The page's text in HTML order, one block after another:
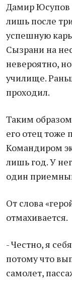
Дамир Юсупов
лишь после
успешную
Сызрани на
невероятно,
училище.
проходил.
Таким
его отец тоже
Командиром
лишь год. У
один
От слова
отмахивается.
- Честно, я
потому что
самолет,